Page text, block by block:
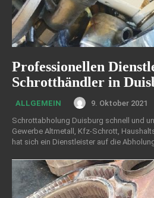
Professionellen
Schrotthändler in
ALLGEMEIN
9. Oktober 2021
Schrottabholung Duisburg schnell und
Gewerbe Altmetall, Kfz-Schrott,
hat sich ein Dienstleister auf die